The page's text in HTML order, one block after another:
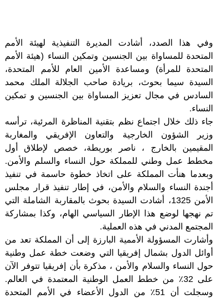
وفي هذا الصدد، أشادت المديرة التنفيذية لهيئة الأمم
المتحدة للمساواة بين الجنسين وتمكين النساء (هيئة الأمم
المتحدة للمرأة) ومساعدة الأمين العام للأمم المتحدة،
السيدة سيما بحوث، بريادة صاحب الجلالة الملك محمد
السادس في مجال تعزيز المساواة بين الجنسين و تمكين
النساء.
جاء ذلك خلال اجتماع نظم بتقنية المناظرة المرئية، ترأسه
وزير الشؤون الخارجية والتعاون الإفريقي والمغاربة
المقيمين بالخارج ، ناصر بوريطة، خصص لإطلاق أول
مخطط عمل وطني للمملكة حول النساء والسلم والأمن.
وبعدما هنأت المملكة على اتخاذ خطوة حاسمة في تنفيذ
أجندة النساء والسلام والأمن، في إطار تنفيذ قرار مجلس
الأمن 1325، أشادت السيدة بحوث بالمقاربة الشاملة التي
تم نهجها لوضع هذا الإطار السياسي الهام، وكذا بمشاركة
المجتمع المدني في هذه العملية.
وأشارت المسؤولة الأممية البارزة إلى أن المملكة تعد من
أوائل الدول بشمال إفريقيا التي وضعت خطة عمل وطنية
حول النساء والسلام والأمن ، مذكرة بأن إفريقيا تتوفر الآن
على 32٪ من خطط العمل الوطنية المعتمدة في العالم.
وسجلت أن 51٪ من الدول الأعضاء في الأمم المتحدة